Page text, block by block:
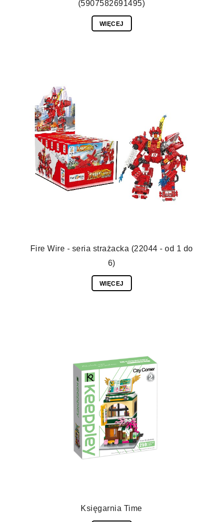
(5907582691495)
WIĘCEJ
Fire Wire - seria strażacka (22044 - od 1 do
6)
WIĘCEJ
Księgarnia Time